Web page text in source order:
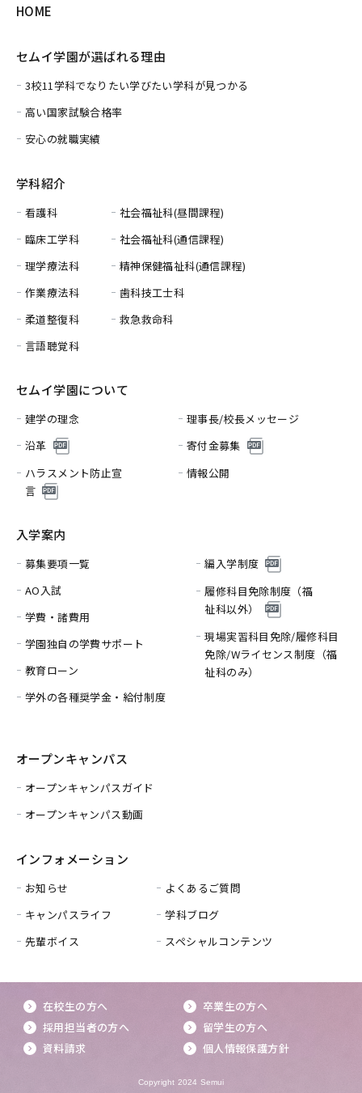
HOME
セムイ学園が選ばれる理由
3校11学科でなりたい学びたい学科が見つかる
高い国家試験合格率
安心の就職実績
学科紹介
看護科
臨床工学科
理学療法科
作業療法科
柔道整復科
言語聴覚科
社会福祉科(昼間課程)
社会福祉科(通信課程)
精神保健福祉科(通信課程)
歯科技工士科
救急救命科
セムイ学園について
建学の理念
理事長/校長メッセージ
沿革
寄付金募集
ハラスメント防止宣
言
情報公開
入学案内
募集要項一覧
AO入試
学費・諸費用
学園独自の学費サポート
教育ローン
学外の各種奨学金・給付制度
編入学制度
履修科目免除制度（福
祉科以外）
現場実習科目免除/履修科目
免除/Wライセンス制度（福
祉科のみ）
オープンキャンパス
オープンキャンパスガイド
オープンキャンパス動画
インフォメーション
お知らせ
キャンパスライフ
先輩ボイス
よくあるご質問
学科ブログ
スペシャルコンテンツ
在校生の方へ
卒業生の方へ
採用担当者の方へ
留学生の方へ
資料請求
個人情報保護方針
Copyright 2024 Semui